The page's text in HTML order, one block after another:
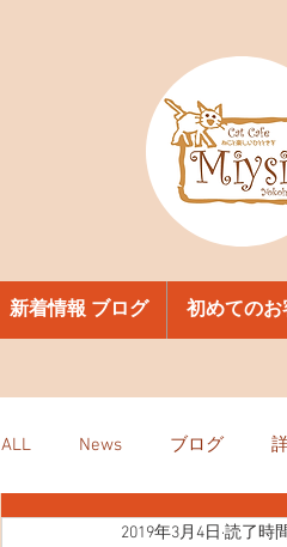
新着情報 ブログ 初めてのお
ALL News ブログ
2019年3月4日 読了時